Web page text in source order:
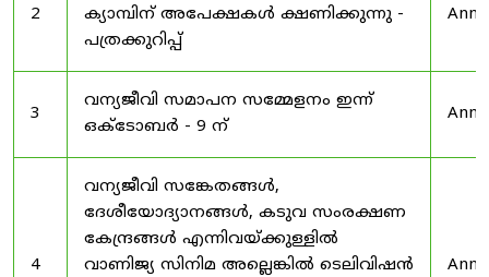
2
ക്യാമ്പിന് അപേക്ഷകൾ ക്ഷണിക്കുന്നു -
പത്രക്കുറിപ്പ്
3
വന്യജീവി സമാപന സമ്മേളനം ഇന്ന്
ഒക്ടോബർ - 9 ന്
4
വന്യജീവി സങ്കേതങ്ങൾ,
ദേശീയോദ്യാനങ്ങൾ, കടുവ സംരക്ഷണ
കേന്ദ്രങ്ങൾ എന്നിവയ്ക്കുള്ളിൽ
വാണിജ്യ സിനിമ അല്ലെങ്കിൽ ടെലിവിഷൻ